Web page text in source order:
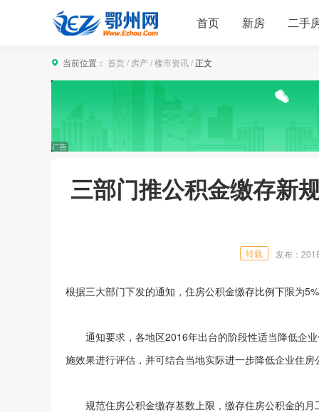
首页 新房 二手
当前位置： 首页/ 房产/楼市资讯/正文
三部门推公积金缴存新
转载 发布：
根据三大部门下发的通知，住房公积金缴存比例下限为
通知要求，各地区2016年出台的阶段性适当降低企业
施效果进行评估，并可结合当地实际进一步降低企业住房
规范住房公积金缴存基数上限，缴存住房公积金的月